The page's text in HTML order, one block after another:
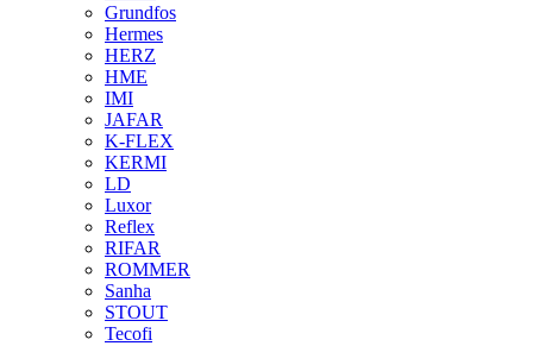
Grundfos
Hermes
HERZ
HME
IMI
JAFAR
K-FLEX
KERMI
LD
Luxor
Reflex
RIFAR
ROMMER
Sanha
STOUT
Tecofi